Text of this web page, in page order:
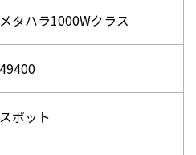
メタハラ1000Wクラス
49400
スポット